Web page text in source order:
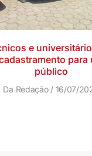
e
público
Da Redação 16/07/